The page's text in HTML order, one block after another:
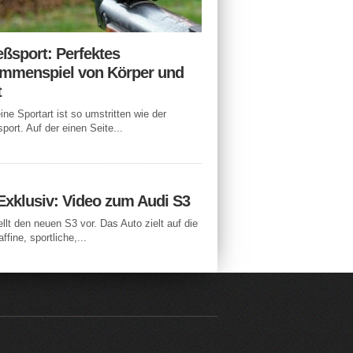
Perfektes
von Körper und
Sportart ist so umstritten wie der
Auf der einen Seite...
Video zum Audi S3
den neuen S3 vor. Das Auto zielt auf die
sportliche,...